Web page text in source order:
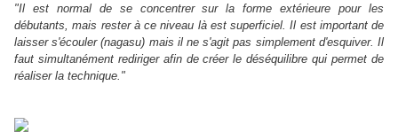
"Il est normal de se concentrer sur la forme extérieure pour les
débutants, mais rester à ce niveau là est superficiel. Il est important de
laisser s'écouler (nagasu) mais il ne s'agit pas simplement d'esquiver. Il
faut simultanément rediriger afin de créer le déséquilibre qui permet de
réaliser la technique."